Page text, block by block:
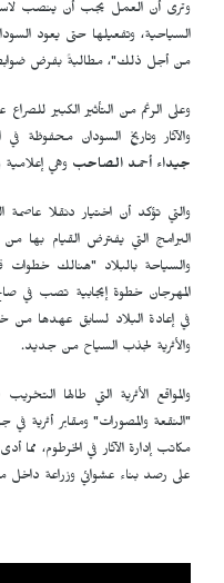
وترى أن العمل يجب أن ينصب
السياحية، وتفعيلها حتى يعود
من أجل ذلك"، مطالبةً بفرض ضوابط
وعلى الرغم من التأثير الكبير للصراع
والآثار وتاريخ السودان محفوظة
جيداء أحمد الصاحب وهي إعلامية
البرامج التي يفترض القيام بها
والسياحة بالبلاد "هنالك
المهرجان خطوة إيجابية تصب في
في إعادة البلاد لسابق عهدها من
والأثرية لجذب السياح من جديد.
والمواقع الأثرية التي طالها
"النقعة والمصورات" ومقابر أثرية
مكاتب إدارة الآثار في الخرطوم،
على رصد بناء عشوائي وزراعة داخل